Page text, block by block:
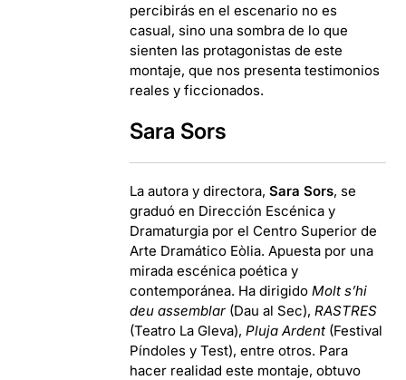
percibirás en el escenario no es
casual, sino una sombra de lo que
sienten las protagonistas de este
montaje, que nos presenta testimonios
reales y ficcionados.
Sara Sors
La autora y directora,Sara Sors, se
graduó en Dirección Escénica y
Dramaturgia por el Centro Superior de
Arte Dramático Eòlia. Apuesta por una
mirada escénica poética y
contemporánea. Ha dirigidoMolt s’hi
deu assemblar (Dau al Sec),RASTRES
(Teatro La Gleva),Pluja Ardent (Festival
Píndoles y Test), entre otros. Para
hacer realidad este montaje, obtuvo